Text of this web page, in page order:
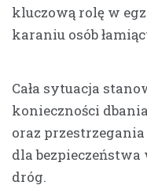
kluczową rolę w
karaniu osób
Cała sytuacja
konieczności
oraz
dla
dróg.